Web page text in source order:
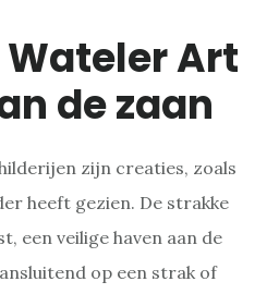
Art
de zaan
zijn creaties, zoals
heeft gezien. De strakke
een veilige haven aan de
op een strak of